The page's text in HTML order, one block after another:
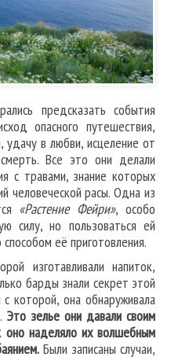
предсказать события
опасного путешествия,
удачу в любви, исцеление от
Все это они делали
с травами, знание которых
человеческой расы. Одна из
«Растение Фейри», особо
силу, но пользоваться ей
её приготовления.
изготавливали напиток,
барды знали секрет этой
которой, она обнаруживала
Это зелье они давали своим
наделяло их волшебным
Были записаны случаи,